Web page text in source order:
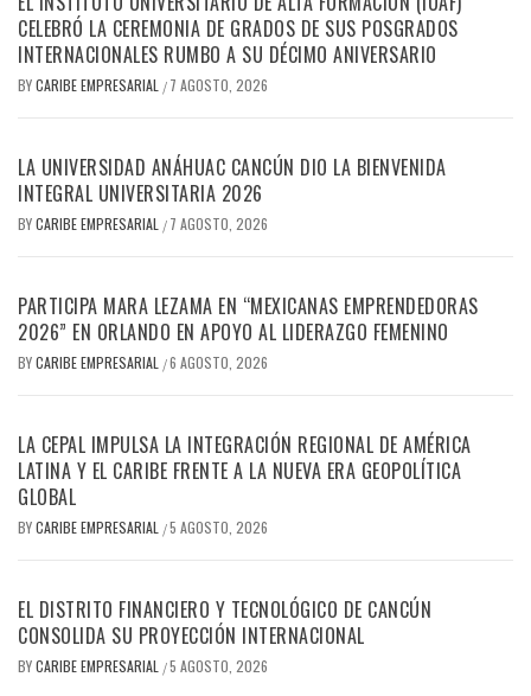
CELEBRÓ LA CEREMONIA DE GRADOS DE SUS POSGRADOS
INTERNACIONALES RUMBO A SU DÉCIMO ANIVERSARIO
BYCARIBE EMPRESARIAL / 7 AGOSTO, 2026
LA UNIVERSIDAD ANÁHUAC CANCÚN DIO LA BIENVENIDA
INTEGRAL UNIVERSITARIA 2026
BYCARIBE EMPRESARIAL / 7 AGOSTO, 2026
PARTICIPA MARA LEZAMA EN “MEXICANAS EMPRENDEDORAS
2026” EN ORLANDO EN APOYO AL LIDERAZGO FEMENINO
BYCARIBE EMPRESARIAL /6 AGOSTO, 2026
LA CEPAL IMPULSA LA INTEGRACIÓN REGIONAL DE AMÉRICA
LATINA Y EL CARIBE FRENTE A LA NUEVA ERA GEOPOLÍTICA
GLOBAL
BYCARIBE EMPRESARIAL /5 AGOSTO, 2026
EL DISTRITO FINANCIERO Y TECNOLÓGICO DE CANCÚN
CONSOLIDA SU PROYECCIÓN INTERNACIONAL
BYCARIBE EMPRESARIAL /5 AGOSTO, 2026